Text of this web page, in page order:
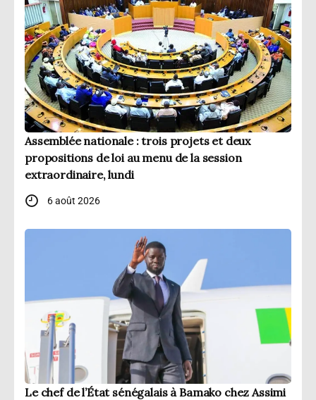
Assemblée nationale : trois projets et deux
propositions de loi au menu de la session
extraordinaire, lundi
6 août 2026
Le chef de l’État sénégalais à Bamako chez Assimi